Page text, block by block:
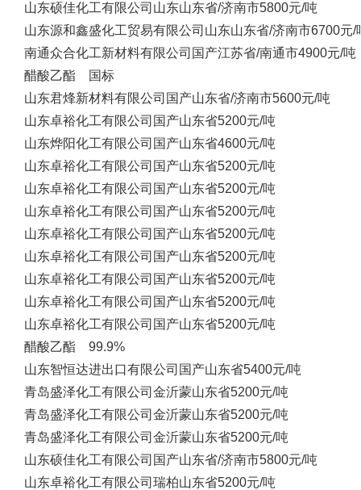
山东硕佳化工有限公司 山东山东省/济南市5800元/吨
山东源和鑫盛化工贸易有限公司 山东山东省/济南市6700元/
南通众合化工新材料有限公司 国产江苏省/南通市4900元/吨
醋酸乙酯 国标
山东君烽新材料有限公司 国产山东省/济南市5600元/吨
山东卓裕化工有限公司 国产山东省5200元/吨
山东烨阳化工有限公司 国产山东省4600元/吨
山东卓裕化工有限公司 国产山东省5200元/吨
山东卓裕化工有限公司 国产山东省5200元/吨
山东卓裕化工有限公司 国产山东省5200元/吨
山东卓裕化工有限公司 国产山东省5200元/吨
山东卓裕化工有限公司 国产山东省5200元/吨
山东卓裕化工有限公司 国产山东省5200元/吨
山东卓裕化工有限公司 国产山东省5200元/吨
山东卓裕化工有限公司 国产山东省5200元/吨
醋酸乙酯 99.9%
山东智恒达进出口有限公司 国产山东省5400元/吨
青岛盛泽化工有限公司 金沂蒙山东省5200元/吨
青岛盛泽化工有限公司 金沂蒙山东省5200元/吨
青岛盛泽化工有限公司 金沂蒙山东省5200元/吨
山东硕佳化工有限公司 国产山东省/济南市5800元/吨
山东卓裕化工有限公司 瑞柏山东省5200元/吨